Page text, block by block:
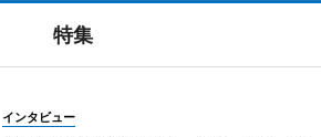
特集
インタビュー